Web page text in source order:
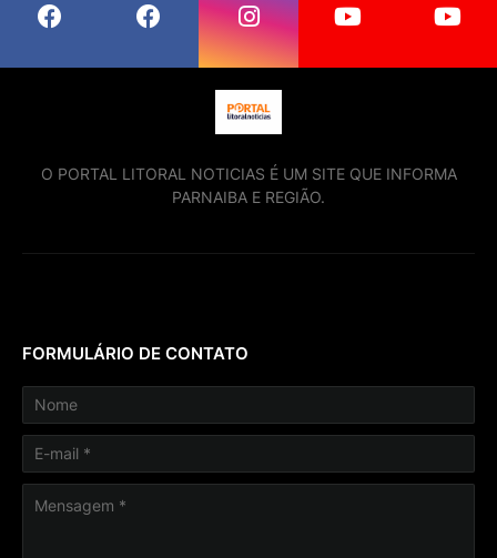
O PORTAL LITORAL NOTICIAS É UM SITE QUE INFORMA
PARNAIBA E REGIÃO.
FORMULÁRIO DE CONTATO